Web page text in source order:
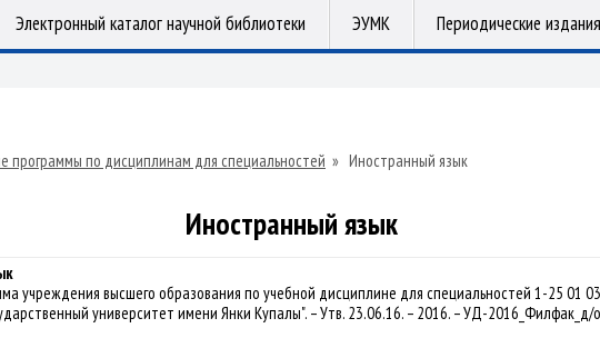
Электронный каталог научной библиотеки ЭУМК Периодические издания
программы по дисциплинам для специальностей » Иностранный язык
Иностранный язык
учреждения высшего образования по учебной дисциплине для специальностей 1-25 01
университет имени Янки Купалы". – Утв. 23.06.16. – 2016. – УД-2016_Филфак_д/